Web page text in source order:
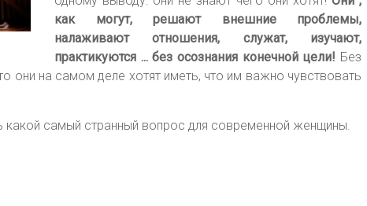
как могут, решают внешние проблемы,
налаживают отношения, служат, изучают,
практикуются ... без осознания конечной цели! Без
они на самом деле хотят иметь, что им важно чувствовать
какой самый странный вопрос для современной женщины.